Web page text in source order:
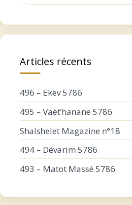
Articles récents
496 – Ekev 5786
495 – Vaèt’hanane 5786
Shalshelet Magazine n°18
494 – Dévarim 5786
493 – Matot Massé 5786